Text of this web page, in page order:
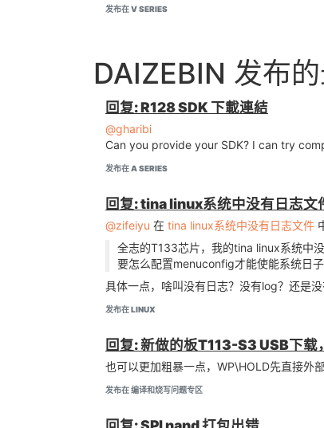
附上固件：
间即可。
修改如下：
--- a/configs/vision/linux-4.9/
@@ -35,7 +35,7 @@ size = 4096
[partition]
+    size         = 6286
     downloadfile = "boot-resource.fex"
重新打包，可以发现已经打包成功
Dragon execute image.cfg
----------image is at----------
36M
~/out/v853/vision/openwrt/
发布在 V SERIES
DAIZEBIN 发布
回复: R128 SDK 下載連結
@gharibi
Can you provide your SDK? I can try
发布在 A SERIES
回复: tina linux系统中没有日志文
@zifeiyu 在 tina linux系统中没有日志文件
全志的T133芯片，我的tina linux系统中
要怎么配置menuconfig才能使能系统日子
具体一点，啥叫没有日志？没有log？还是没
发布在 LINUX
回复: 新做的板T113-S3 USB下
也可以更加粗暴一点，WP\HOLD先直接外
发布在 编译和烧写问题专区